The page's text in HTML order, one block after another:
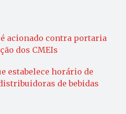
acionado contra portaria
dos CMEIs
estabelece horário de
de bebidas